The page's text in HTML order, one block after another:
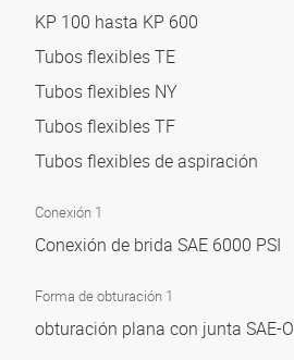
KP 100 hasta KP 600
Tubos flexibles TE
Tubos flexibles NY
Tubos flexibles TF
Tubos flexibles de aspiración
Conexión 1
Conexión de brida SAE 6000 PSI
Forma de obturación 1
obturación plana con junta SAE-O